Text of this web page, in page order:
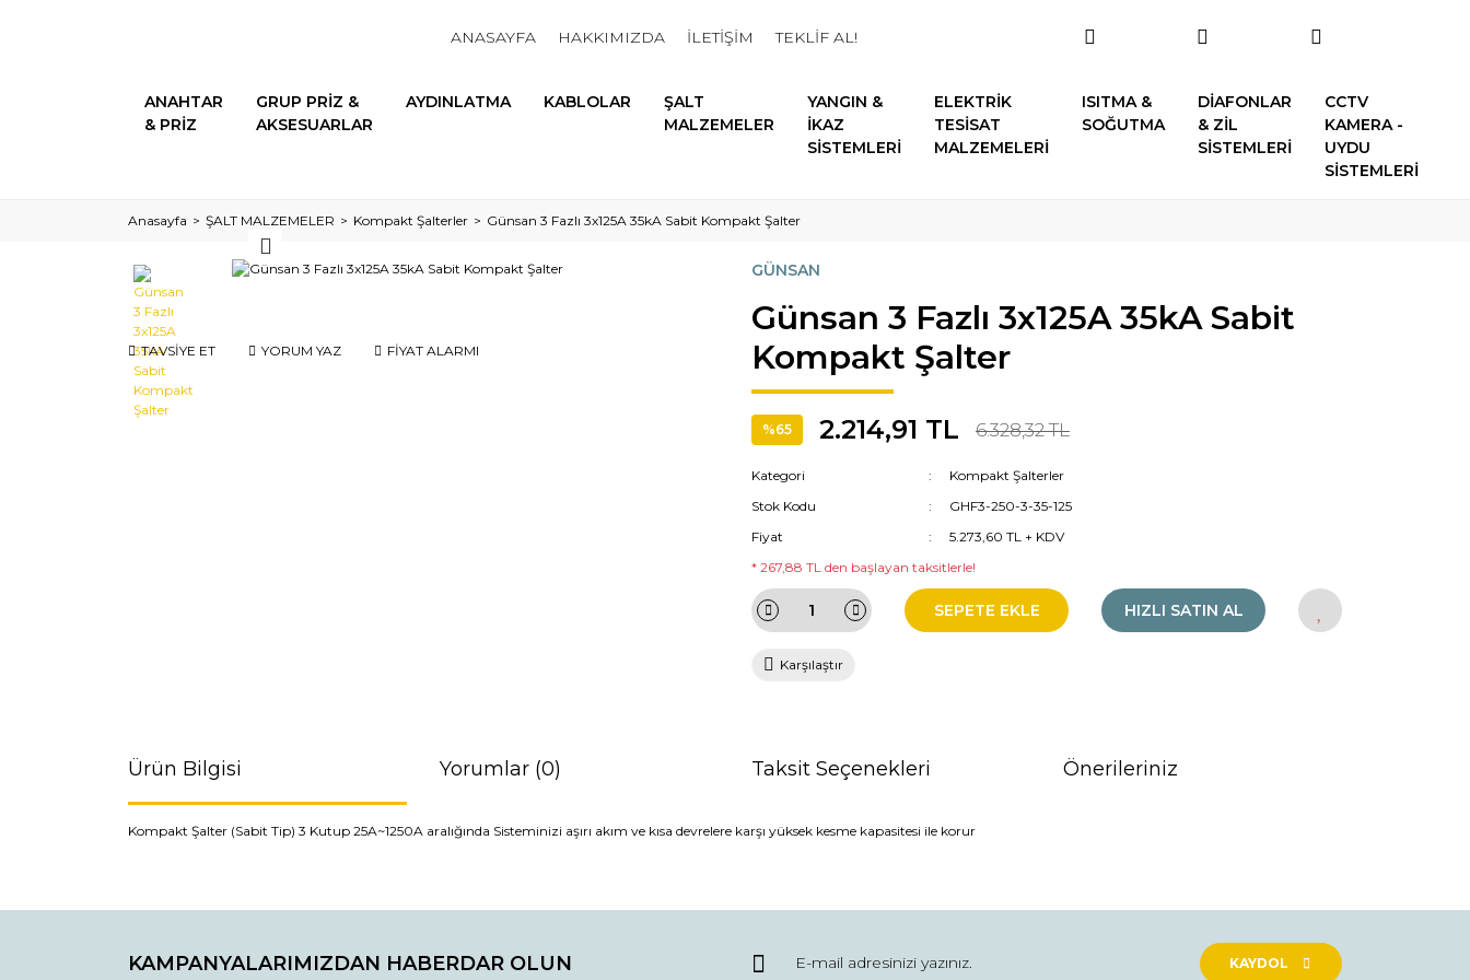
ANASAYFA HAKKIMIZDA İLETİŞİM TEKLİF AL!
ANAHTAR
& PRİZ
GRUP PRİZ &
AKSESUARLAR
AYDINLATMA KABLOLAR
ŞALT
MALZEMELER
YANGIN &
İKAZ
SİSTEMLERİ
ELEKTRİK
TESİSAT
MALZEMELERİ
ISITMA &
SOĞUTMA
DİAFONLAR
& ZİL
SİSTEMLERİ
CCTV
KAMERA -
UYDU
SİSTEMLERİ
Anasayfa ŞALT MALZEMELER Kompakt Şalterler Günsan 3 Fazlı 3x125A 35kA Sabit Kompakt Şalter
TAVSİYE ET YORUM YAZ FİYAT ALARMI
GÜNSAN
Günsan 3 Fazlı 3x125A 35kA Sabit
Kompakt Şalter
%65 2.214,91 TL 6.328,32 TL
Kategori
Kompakt Şalterler
Stok Kodu
GHF3-250-3-35-125
Fiyat
5.273,60 TL + KDV
* 267,88 TL den başlayan taksitlerle!
SEPETE EKLE HIZLI SATIN AL
Karşılaştır
Ürün Bilgisi Yorumlar (0) Taksit Seçenekleri Önerileriniz
Kompakt Şalter (Sabit Tip) 3 Kutup 25A~1250A aralığında Sisteminizi aşırı akım ve kısa devrelere karşı yüksek kesme kapasitesi ile korur
Görüş ve önerileriniz için teşekkür ederiz.
Ürün resmi kalitesiz, bozuk veya görüntülenemiyor.
KAMPANYALARIMIZDAN HABERDAR OLUN KAYDOL